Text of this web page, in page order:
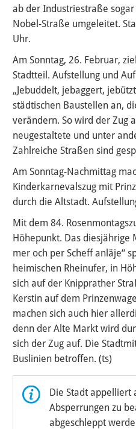
ab der Industriestraße
Nobel-Straße umgeleitet.
Uhr.
Am Sonntag, 26. Februar,
Stadtteil. Aufstellung und
„Jebuddelt, jebaggert,
städtischen Baustellen an,
verändern. So wird der Zug
neugestaltete und unter
Zahlreiche Straßen sind
Am Sonntag-Nachmittag
Kinderkarnevalszug mit
durch die Altstadt.
Mit dem 84.
Höhepunkt. Das diesjährige
mer och per Scheff anläje“
heimischen Rheinufer, in
sich auf der Knipprather
Kerstin auf dem
machen sich auch hier
denn der Alte Markt wird
sich der Zug auf. Die
Buslinien betroffen. (ts)
Die Stadt appelliert
Absperrungen zu
abgeschleppt